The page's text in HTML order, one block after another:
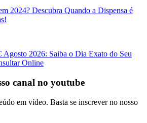
2024? Descubra Quando a Dispensa é
2026: Saiba o Dia Exato do Seu
Online
canal no youtube
em vídeo. Basta se inscrever no nosso